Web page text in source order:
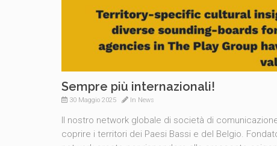
Sempre più internazionali!
30 Maggio 2025 In News
Il nostro network globale di società di
coprire i territori dei Paesi Bassi e del Belgio.